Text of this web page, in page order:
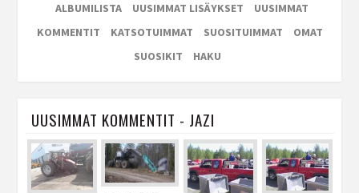
ALBUMILISTA
UUSIMMAT LISÄYKSET
UUSIMMAT
KOMMENTIT
KATSOTUIMMAT SUOSITUIMMAT
OMAT
SUOSIKIT
HAKU
UUSIMMAT KOMMENTIT - JAZI